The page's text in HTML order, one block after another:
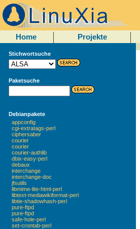
Home Projekte
Stichwortsuche
Paketsuche
Debianpakete
appconfig
cgi-extratags-perl
ciphersaber
courier
courier
courier-authlib
dbix-easy-perl
debaux
interchange
interchange-doc
jfsutils
libmime-lite-html-perl
libtext-mediawikiformat-perl
libtie-shadowhash-perl
pure-ftpd
pure-ftpd
safe-hole-perl
set-crontab-perl